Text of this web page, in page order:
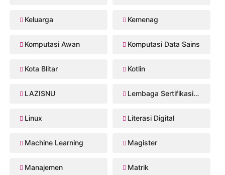
Keluarga Kemenag
Komputasi Awan Komputasi Data Sains
Kota Blitar Kotlin
LAZISNU Lembaga Sertifikasi Profesi
Linux Literasi Digital
Machine Learning Magister
Manajemen Matrik